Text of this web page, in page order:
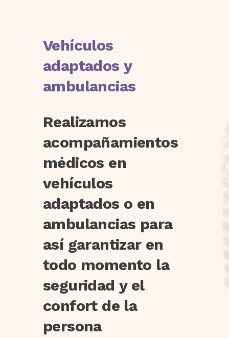
Vehículos
adaptados y
ambulancias
Realizamos
acompañamientos
médicos en
vehículos
adaptados o en
ambulancias para
así garantizar en
todo momento la
seguridad y el
confort de la
persona